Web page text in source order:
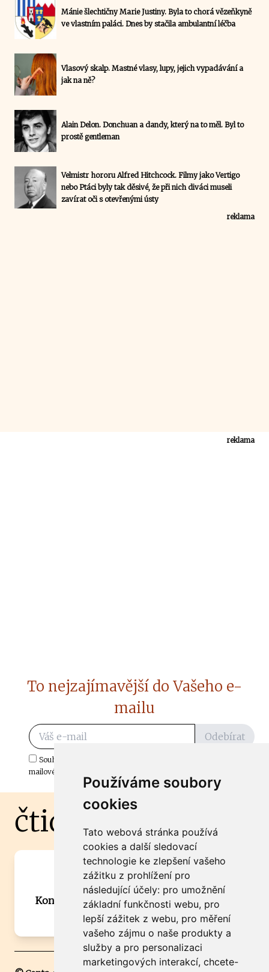
Používáme soubory
cookies
Tato webová stránka používá
cookies a další sledovací
technologie ke zlepšení vašeho
zážitku z prohlížení pro
následující účely: pro umožnění
základní funkčnosti webu, pro
lepší zážitek z webu, pro měření
vašeho zájmu o naše produkty a
služby a pro personalizaci
marketingových interakcí, chcete-
Mánie šlechtičny Marie Justiny. Byla to chorá vězeňkyně
ve vlastním paláci. Dnes by stačila ambulantní léčba
Vlasový skalp. Mastné vlasy, lupy, jejich vypadávání a
jak na ně?
Alain Delon. Donchuan a dandy, který na to měl. Byl to
prostě gentleman
Velmistr hororu Alfred Hitchcock. Filmy jako Vertigo
nebo Ptáci byly tak děsivé, že při nich diváci museli
zavírat oči s otevřenými ústy
reklama
reklama
To nejzajímavější do Vašeho e-
mailu
Odebírat
Souhlasím s odběrem důležitých zpráv ze ČtiDoma.cz do mé e-
mailové schránky.
čtidoma.cz
Máte zajímavou informaci? Chcete
spolupracovat?
Kontaktujte šéfredaktora Martina Chalupu:
chalupa@ctidoma.cz